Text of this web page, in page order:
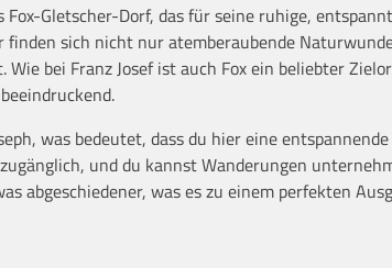
Gletscher-Dorf, das für seine ruhige,
sich nicht nur atemberaubende
bei Franz Josef ist auch Fox ein beliebter
was bedeutet, dass du hier eine
und du kannst Wanderungen
abgeschiedener, was es zu einem perfekten